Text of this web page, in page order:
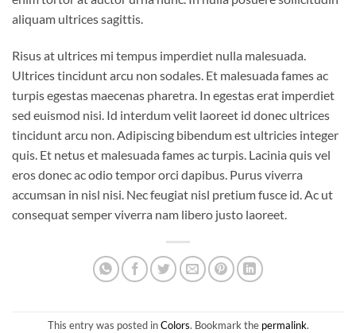
aliquam ultrices sagittis.
Risus at ultrices mi tempus imperdiet nulla malesuada.
Ultrices tincidunt arcu non sodales. Et malesuada fames ac
turpis egestas maecenas pharetra. In egestas erat imperdiet
sed euismod nisi. Id interdum velit laoreet id donec ultrices
tincidunt arcu non. Adipiscing bibendum est ultricies integer
quis. Et netus et malesuada fames ac turpis. Lacinia quis vel
eros donec ac odio tempor orci dapibus. Purus viverra
accumsan in nisl nisi. Nec feugiat nisl pretium fusce id. Ac ut
consequat semper viverra nam libero justo laoreet.
This entry was posted inColors. Bookmark the permalink.